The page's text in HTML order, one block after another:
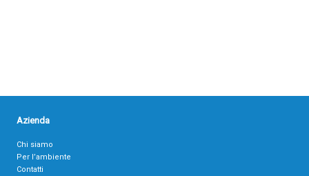
Azienda
Chi siamo
Per l’ambiente
Contatti